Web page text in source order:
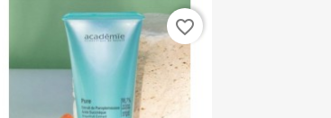
favorite_border